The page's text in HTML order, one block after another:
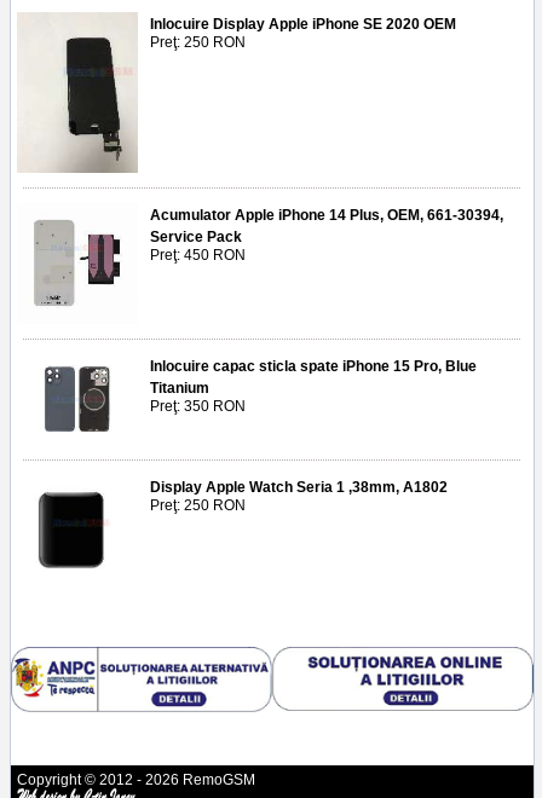
Inlocuire Display Apple iPhone SE 2020 OEM
Preţ: 250 RON
Acumulator Apple iPhone 14 Plus, OEM, 661-30394,
Service Pack
Preţ: 450 RON
Inlocuire capac sticla spate iPhone 15 Pro, Blue
Titanium
Preţ: 350 RON
Display Apple Watch Seria 1 ,38mm, A1802
Preţ: 250 RON
Copyright © 2012 - 2026 RemoGSM